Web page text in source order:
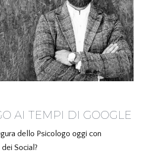
AI TEMPI DI GOOGLE
dello Psicologo oggi con
Social?